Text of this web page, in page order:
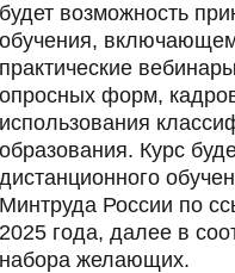
будет возможность
обучения,
практические
опросных форм,
использования
образования. Курс
дистанционного
Минтруда России по
2025 года, далее в
набора желающих.